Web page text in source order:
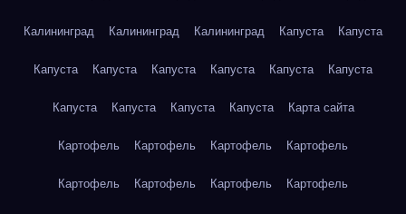
Калининград Калининград Калининград Капуста Капуста
Капуста Капуста Капуста Капуста Капуста Капуста
Капуста Капуста Капуста Капуста Карта сайта
Картофель Картофель Картофель Картофель
Картофель Картофель Картофель Картофель